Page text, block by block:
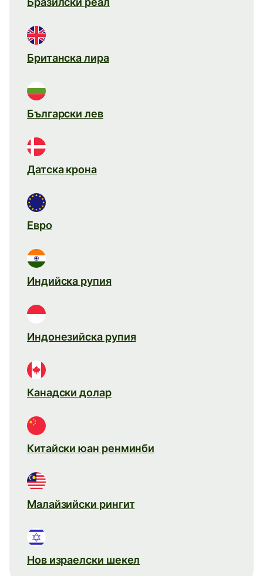
Британска лира
Български лев
Датска крона
Евро
Индийска рупия
Индонезийска рупия
Канадски долар
Китайски юан ренминби
Малайзийски рингит
Нов израелски шекел